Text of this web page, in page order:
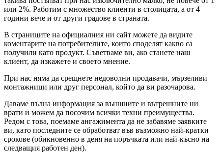
или 2%. Работим с множество клиенти в столицата, а от 4
години вече и от други градове в страната.
В страниците на официалния ни сайт можете да видите
коментарите на потребителите, които споделят какво са
получили като продукт. Съветваме ви, ако станете наш
клиент, да изкажете и своето мнение.
При нас няма да срещнете недоволни продавачи, мързеливи
монтажници или друг персонал, който да ви разочарова.
Даваме пълна информация за външните и вътрешните ни
врати и можем да посочим всички техни преимущества.
Редом с това, поемаме ангажимента да не забавяме заявките
ви, като последните се обработват във възможно най-кратки
срокове (обикновенно в деня на поръчката или най-късно на
следващия работен ден).